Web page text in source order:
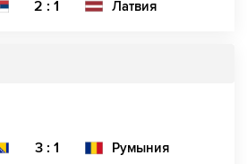
2 : 1 Латвия
3 : 1 Румыния